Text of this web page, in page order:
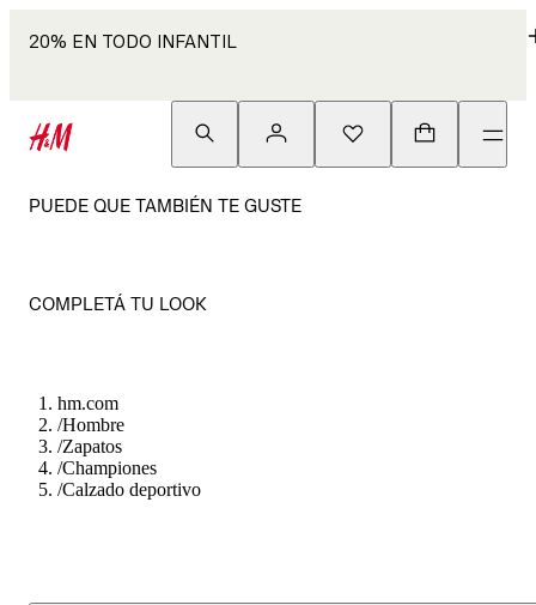
20% EN TODO INFANTIL
PUEDE QUE TAMBIÉN TE GUSTE
COMPLETÁ TU LOOK
hm.com
/Hombre
/Zapatos
/Championes
/Calzado deportivo